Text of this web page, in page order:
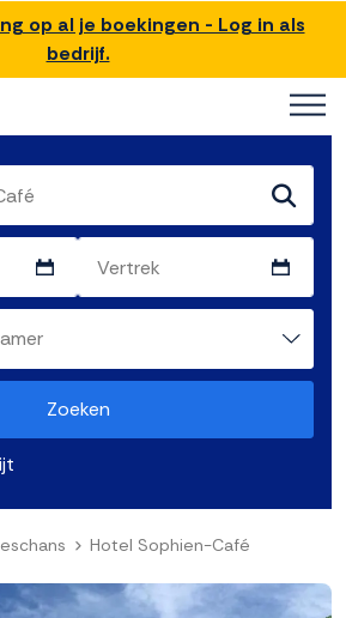
op al je boekingen - Log in als
bedrijf.
Zoeken
Hotel Sophien-Café